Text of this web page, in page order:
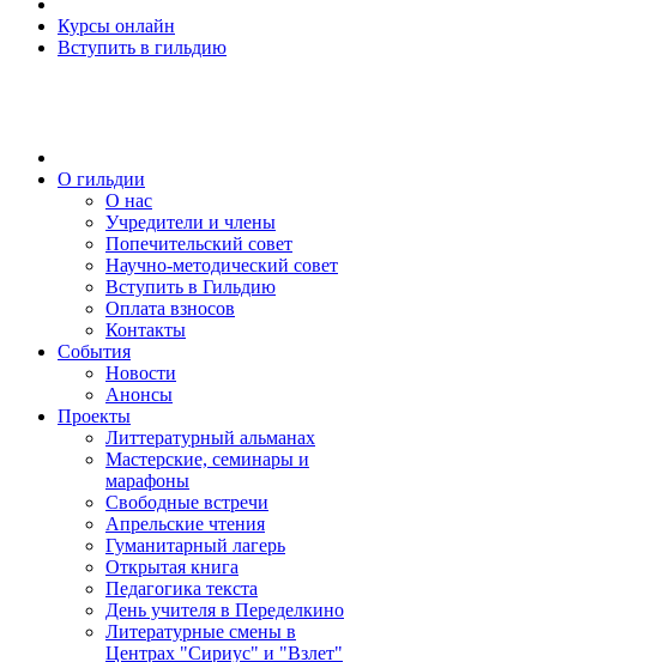
Курсы онлайн
Вступить в гильдию
О гильдии
О нас
Учредители и члены
Попечительский совет
Научно-методический совет
Вступить в Гильдию
Оплата взносов
Контакты
События
Новости
Анонсы
Проекты
Литтературный альманах
Мастерские, семинары и
марафоны
Свободные встречи
Апрельские чтения
Гуманитарный лагерь
Открытая книга
Педагогика текста
День учителя в Переделкино
Литературные смены в
Центрах "Сириус" и "Взлет"